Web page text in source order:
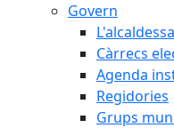
Govern
L'alcaldessa
Càrrecs
Agenda
Regidories
Grups